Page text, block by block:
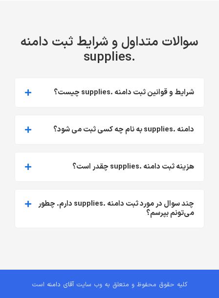
سوالات متداول و شرایط ثبت دامنه
.supplies
شرایط و قوانین ثبت دامنه .supplies چیست؟
دامنه .supplies به نام چه کسی ثبت می شود؟
هزینه ثبت دامنه .supplies چقدر است؟
چند سوال در مورد ثبت دامنه .supplies دارم. چطور
می‌تونم بپرسم؟
کلیه حقوق محفوظ و متعلق به وب سایت آقای دامنه است